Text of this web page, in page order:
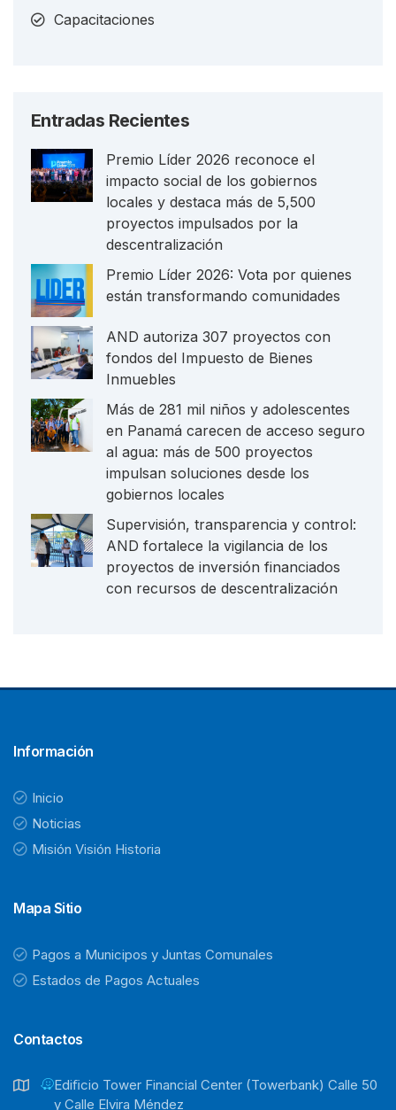
Capacitaciones
Entradas Recientes
Premio Líder 2026 reconoce el
impacto social de los gobiernos
locales y destaca más de 5,500
proyectos impulsados por la
descentralización
Premio Líder 2026: Vota por quienes
están transformando comunidades
AND autoriza 307 proyectos con
fondos del Impuesto de Bienes
Inmuebles
Más de 281 mil niños y adolescentes
en Panamá carecen de acceso seguro
al agua: más de 500 proyectos
impulsan soluciones desde los
gobiernos locales
Supervisión, transparencia y control:
AND fortalece la vigilancia de los
proyectos de inversión financiados
con recursos de descentralización
Información
Inicio
Noticias
Misión Visión Historia
Mapa Sitio
Pagos a Municipos y Juntas Comunales
Estados de Pagos Actuales
Contactos
Ediﬁcio Tower Financial Center (Towerbank) Calle 50
y Calle Elvira Méndez